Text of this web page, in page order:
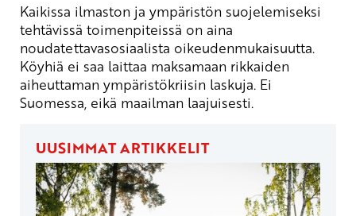
Kaikissa ilmaston ja ympäristön suojelemiseksi
tehtävissä toimenpiteissä on aina
noudatettavasosiaalista oikeudenmukaisuutta.
Köyhiä ei saa laittaa maksamaan rikkaiden
aiheuttaman ympäristökriisin laskuja. Ei
Suomessa, eikä maailman laajuisesti.
UUSIMMAT ARTIKKELIT